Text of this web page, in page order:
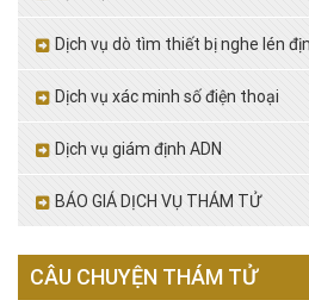
Dịch vụ dò tìm thiết bị nghe lén
Dịch vụ xác minh số điện thoại
Dịch vụ giám định ADN
BÁO GIÁ DỊCH VỤ THÁM TỬ
CÂU CHUYỆN THÁM TỬ